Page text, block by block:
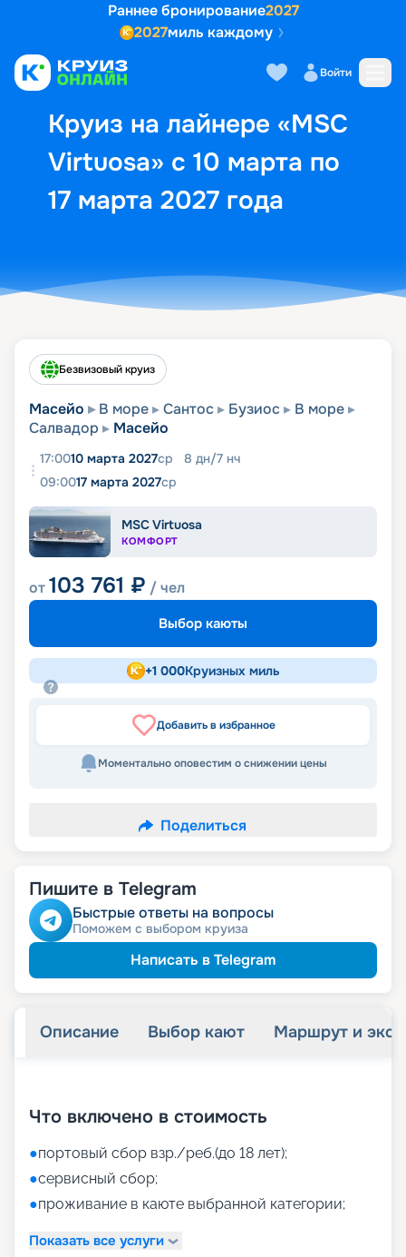
Раннее бронирование2027
2027миль каждому
Войти
Круиз на лайнере «MSC
Virtuosa» с 10 марта по
17 марта 2027 года
Выбор кают Маршрут и
Безвизовый круиз
Масейо В море Сантос Бузиос
В море
Салвадор
Масейо
17:0010 марта 2027ср 8 дн/7 нч
09:0017 марта 2027ср
MSC Virtuosa
КОМФОРТ
от103 761 ₽ / чел
Выбор каюты
+1 000Круизных миль
Добавить в избранное
Моментально оповестим о снижении цены
Поделиться
Пишите в Telegram
Быстрые ответы на вопросы
Поможем с выбором круиза
Написать в Telegram
Описание Выбор кают Маршрут и
Что включено в стоимость
●портовый сбор взр./реб.(до 18 лет);
●сервисный сбор;
●проживание в каюте выбранной категории;
Показать все услуги